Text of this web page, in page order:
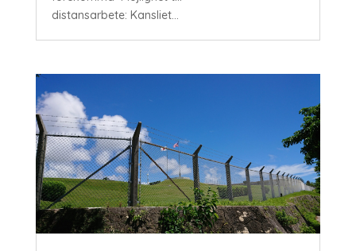
distansarbete: Kansliet...